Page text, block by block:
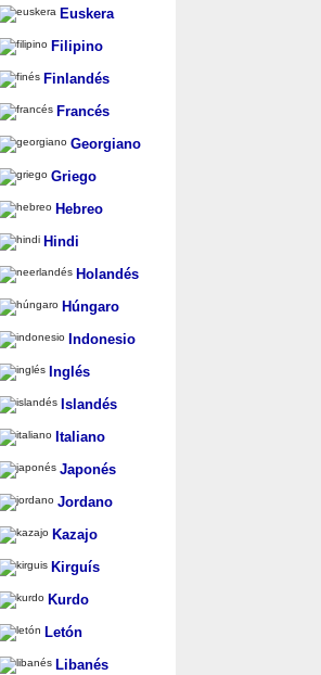
Euskera
Filipino
Finlandés
Francés
Georgiano
Griego
Hebreo
Hindi
Holandés
Húngaro
Indonesio
Inglés
Islandés
Italiano
Japonés
Jordano
Kazajo
Kirguís
Kurdo
Letón
Libanés